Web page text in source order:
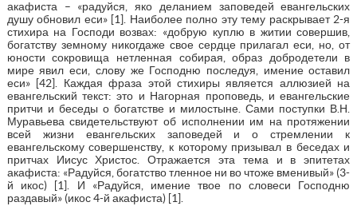
акафиста – «радуйся, яко деланием заповедей евангельских
душу обновил еси» [1]. Наиболее полно эту тему раскрывает 2-я
стихира на Господи возвах: «добрую куплю в житии совершив,
богатству земному никогдаже свое сердце прилагал еси, но, от
юности сокровища нетленная собирая, образ добродетели в
мире явил еси, слову же Господню последуя, имение оставил
еси» [42]. Каждая фраза этой стихиры является аллюзией на
евангельский текст: это и Нагорная проповедь, и евангельские
притчи и беседы о богатстве и милостыне. Сами поступки В.Н.
Муравьева свидетельствуют об исполнении им на протяжении
всей жизни евангельских заповедей и о стремлении к
евангельскому совершенству, к которому призывал в беседах и
притчах Иисус Христос. Отражается эта тема и в эпитетах
акафиста: «Радуйся, богатство тленное ни во чтоже вменивый» (3-
й икос) [1]. И «Радуйся, имение твое по словеси Господню
раздавый» (икос 4-й акафиста) [1].